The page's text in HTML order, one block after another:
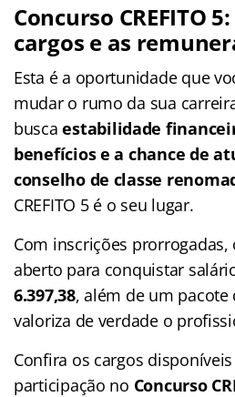
Concurso CREFITO
cargos e as
Esta é a oportunidade que
mudar o rumo da sua
buscaestabilidade
benefícios e a chance de
conselho de classe
CREFITO 5 é o seu lugar.
Com inscrições
aberto para conquistar
6.397,38, além de um pacote
valoriza de verdade o
Confira os cargos
participação no Concurso